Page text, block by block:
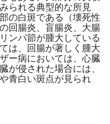
られる典型的な所見
の白斑である（壊死性
回腸炎、盲腸炎、大腸
ンパ節が腫大している
は、回腸が著しく腫大
ー病においては、心臓
が侵された場合には、
青白い斑点が見られ